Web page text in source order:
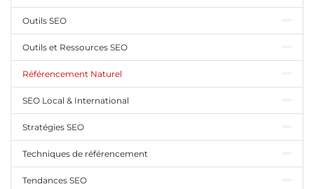
Outils SEO
Outils et Ressources SEO
Référencement Naturel
SEO Local & International
Stratégies SEO
Techniques de référencement
Tendances SEO